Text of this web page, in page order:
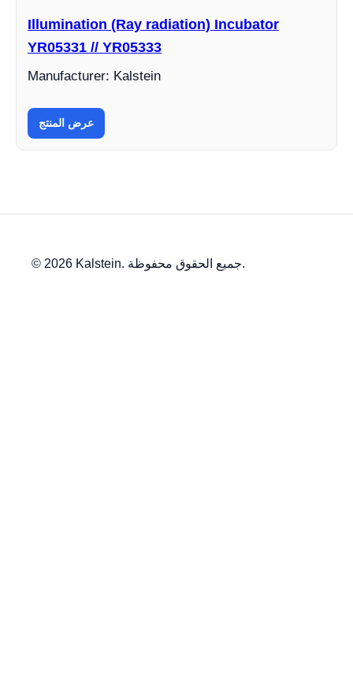
Illumination (Ray radiation) Incubator
YR05331 // YR05333
Manufacturer: Kalstein
عرض المنتج
© 2026 Kalstein. جميع الحقوق محفوظة.